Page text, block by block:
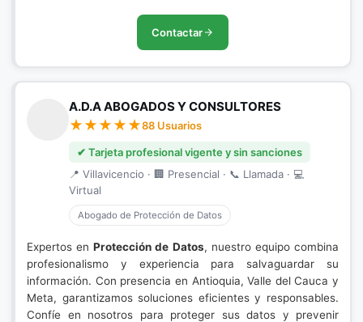
Contactar
A.D.A ABOGADOS Y CONSULTORES
88 Usuarios
✔ Tarjeta profesional vigente y sin sanciones
📍 Villavicencio · 🏢 Presencial · 📞 Llamada · 💻
Virtual
Abogado de Protección de Datos
Expertos enProtección de Datos, nuestro equipo combina
profesionalismo y experiencia para salvaguardar su
información. Con presencia en Antioquia, Valle del Cauca y
Meta, garantizamos soluciones eficientes y responsables.
Confíe en nosotros para proteger sus datos y prevenir